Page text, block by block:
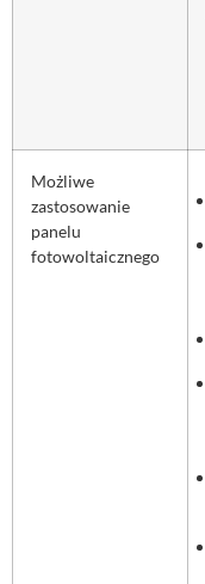
Możliwe
zastosowanie
panelu
fotowoltaicznego